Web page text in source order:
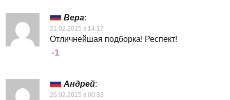
Вера:
21.02.2015 в 14:17
Отличнейшая подборка! Респект!
-1
Андрей:
26.02.2015 в 00:33